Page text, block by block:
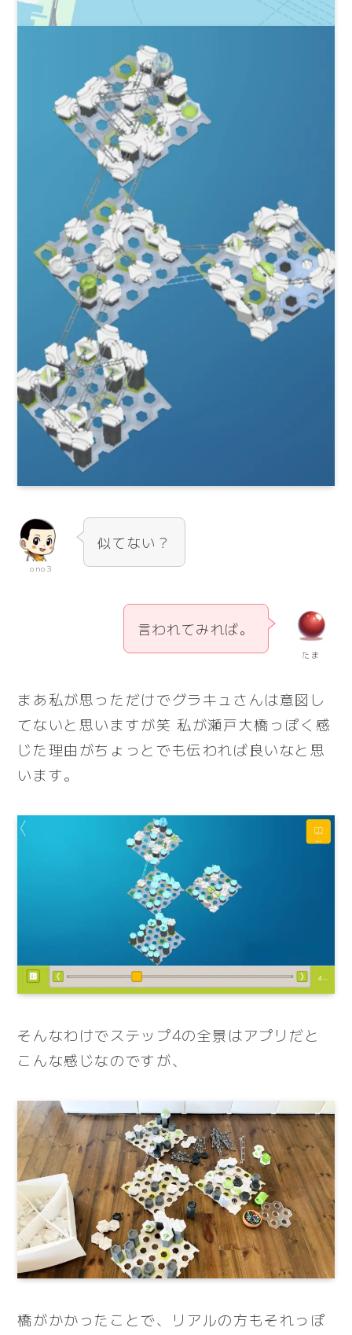
ono3
似てない？
たま
言われてみれば。
まあ私が思っただけでグラキュさんは意図し
てないと思いますが笑 私が瀬戸大橋っぽく感
じた理由がちょっとでも伝われば良いなと思
います。
そんなわけでステップ4の全景はアプリだと
こんな感じなのですが、
橋がかかったことで、リアルの方もそれっぽ